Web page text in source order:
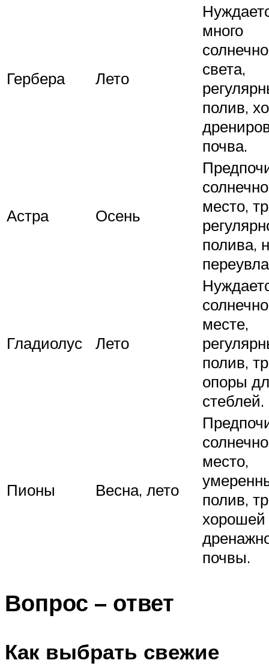
Гербера Лето
много
света,
полив,
почва.
Астра Осень
место,
полива,
Гладиолус Лето
месте,
полив,
опоры
стеблей.
Пионы Весна, лето
место,
полив,
хорошей
почвы.
Вопрос – ответ
Как выбрать свежие